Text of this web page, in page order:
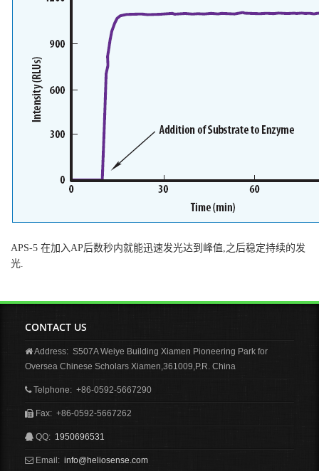
APS-5 在加入AP后数秒内就能迅速发光达到峰值,之后稳定持续的发
光.
CONTACT US
Address: S507A Weiye Building Xiamen Pioneering Park for
Oversea Chinese Scholars Xiamen,361009,P.R. China
Telphone: +86-0592-5667290
Fax: +86-0592-5667262
QQ: 1950696531
Email: info@heliosense.com